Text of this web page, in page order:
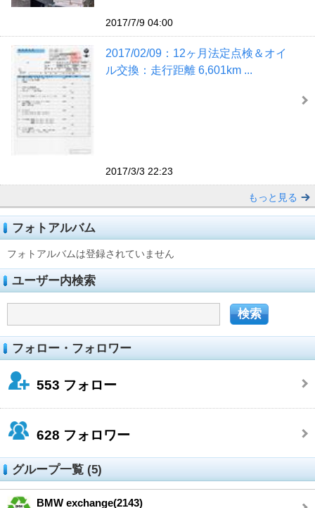
2017/7/9 04:00
2017/02/09：12ヶ月法定点検＆オイ
ル交換：走行距離 6,601km ...
2017/3/3 22:23
もっと見る
フォトアルバム
フォトアルバムは登録されていません
ユーザー内検索
フォロー・フォロワー
553 フォロー
628 フォロワー
グループ一覧 (5)
BMW exchange(2143)